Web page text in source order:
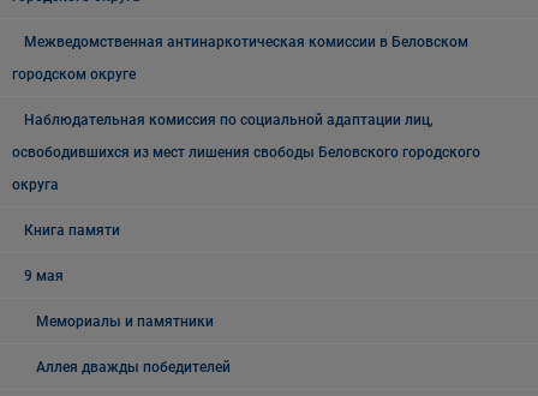
Межведомственная антинаркотическая комиссии в Беловском
городском округе
Наблюдательная комиссия по социальной адаптации лиц,
освободившихся из мест лишения свободы Беловского городского
округа
Книга памяти
9 мая
Мемориалы и памятники
Аллея дважды победителей